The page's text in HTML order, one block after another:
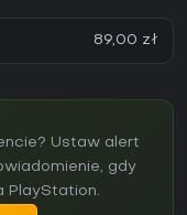
89,00 zł
Ustaw alert
gdy
PlayStation.